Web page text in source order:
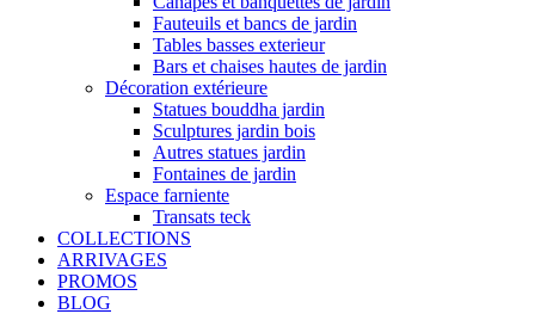
Fauteuils et bancs de jardin
Tables basses exterieur
Bars et chaises hautes de jardin
Décoration extérieure
Statues bouddha jardin
Sculptures jardin bois
Autres statues jardin
Fontaines de jardin
Espace farniente
Transats teck
COLLECTIONS
ARRIVAGES
PROMOS
BLOG